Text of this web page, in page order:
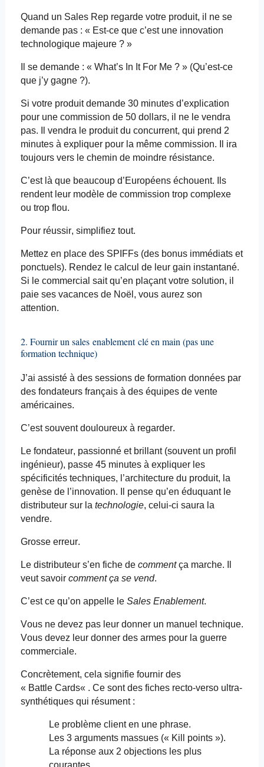
Quand un Sales Repregarde votre produit, il ne se
demande pas : « Est-ce que c’est une innovation
technologique majeure ? »
Il se demande : « What’sIn It For Me ? » (Qu’est-ce
que j’y gagne ?).
Si votre produit demande 30 minutes d’explication
pour une commission de 50 dollars, il ne le vendra
pas. Il vendra le produit du concurrent, qui prend 2
minutes à expliquer pour la même commission. Il ira
toujours vers le chemin de moindre résistance.
C’est là que beaucoup d’Européens échouent. Ils
rendent leur modèle de commission trop complexe
ou trop flou.
Pour réussir, simplifiez tout.
Mettez en place des SPIFFs(des bonus immédiats et
ponctuels). Rendez le calcul de leur gain instantané.
Si le commercial sait qu’en plaçant votre solution, il
paie ses vacances de Noël, vous aurez son
attention.
2. Fournir un sales enablementclé en main (pas une
formation technique)
J’ai assisté à des sessions de formation données par
des fondateurs français à des équipes de vente
américaines.
C’est souvent douloureux à regarder.
Le fondateur, passionné et brillant (souvent un profil
ingénieur), passe 45 minutes à expliquer les
spécificités techniques, l’architecture du produit, la
genèse de l’innovation. Il pense qu’en éduquant le
distributeur sur la technologie, celui-ci saura la
vendre.
Grosse erreur.
Le distributeur s’en fiche de commentça marche. Il
veut savoir comment ça se vend.
C’est ce qu’on appelle le Sales Enablement.
Vous ne devez pas leur donner un manuel technique.
Vous devez leur donner des armes pour la guerre
commerciale.
Concrètement, cela signifie fournir des
« Battle Cards« . Ce sont des fiches recto-verso ultra-
synthétiques qui résument :
Le problème client en une phrase.
Les 3 arguments massues (« Kill points »).
La réponse aux 2 objections les plus